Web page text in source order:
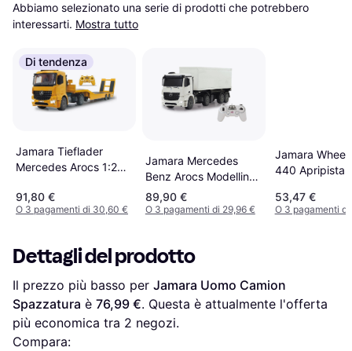
Abbiamo selezionato una serie di prodotti che potrebbero
interessarti. Mostra tutto
Di tendenza
Jamara Tieflader
Mercedes Arocs 1:20
91,80 €
O 3 pagamenti di 30,60 €
Jamara Mercedes
Benz Arocs Modellino
Radiocomandato
89,90 €
O 3 pagamenti di 29,96 €
Jamara Wheel
440 Apripista
53,47 €
O 3 pagamenti di
Dettagli del prodotto
Il prezzo più basso per Jamara Uomo Camion
Spazzatura è 76,99 €. Questa è attualmente l'offerta
più economica tra 2 negozi.
Compara: